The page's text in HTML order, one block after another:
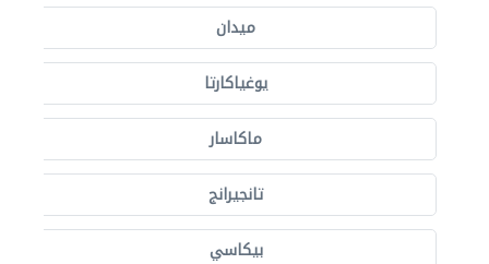
ميدان
يوغياكارتا
ماكاسار
تانجيرانج
بيكاسي